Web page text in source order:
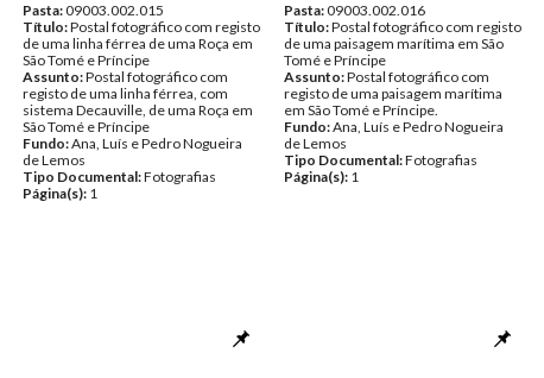
Pasta:09003.002.015
Título:Postal fotográfico com registo
de uma linha férrea de uma Roça em
São Tomé e Príncipe
Assunto:Postal fotográfico com
registo de uma linha férrea, com
sistema Decauville, de uma Roça em
São Tomé e Príncipe
Fundo:Ana, Luís e Pedro Nogueira
de Lemos
Tipo Documental:Fotografias
Página(s): 1
Pasta:09003.002.016
Título:Postal fotográfico com registo
de uma paisagem marítima em São
Tomé e Príncipe
Assunto:Postal fotográfico com
registo de uma paisagem marítima
em São Tomé e Príncipe.
Fundo:Ana, Luís e Pedro Nogueira
de Lemos
Tipo Documental:Fotografias
Página(s): 1